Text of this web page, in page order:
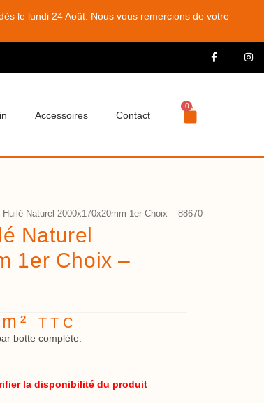
le lundi 24 Août. Nous vous remercions de votre
Accessoires Contact
0
Huilé Naturel 2000x170x20mm 1er Choix – 88670
Naturel
1er Choix –
TTC
botte complète.
la disponibilité du produit